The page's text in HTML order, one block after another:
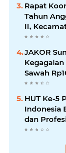
Rapat
Tahun
II,
Libatkan 12
JAKOR
Sawah
Desak
HUT Ke-5
Indonesia
dan